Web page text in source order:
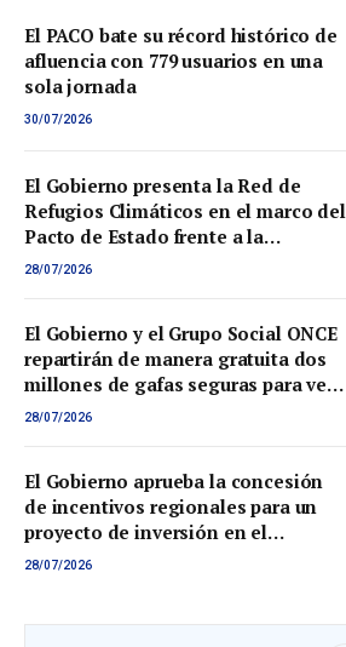
El PACO bate su récord histórico de
afluencia con 779 usuarios en una
sola jornada
30/07/2026
El Gobierno presenta la Red de
Refugios Climáticos en el marco del
Pacto de Estado frente a la
Emergencia Climática
28/07/2026
El Gobierno y el Grupo Social ONCE
repartirán de manera gratuita dos
millones de gafas seguras para ver
el eclipse total de sol del próximo
28/07/2026
El Gobierno aprueba la concesión
de incentivos regionales para un
proyecto de inversión en el
Principado de Asturias por 310.779
28/07/2026